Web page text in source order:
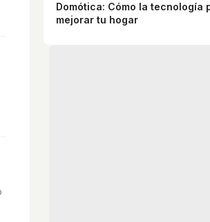
Domótica: Cómo la tecnología
mejorar tu hogar